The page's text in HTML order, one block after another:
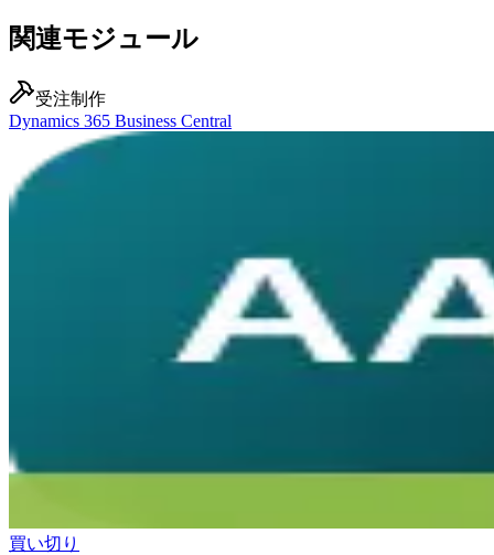
関連モジュール
受注制作
Dynamics 365 Business Central
買い切り